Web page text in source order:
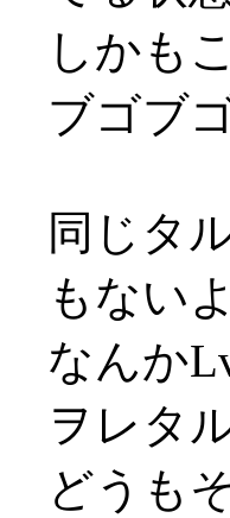
しかも
ブゴブ
同じタ
もない
なんか
ヲレタ
どうも